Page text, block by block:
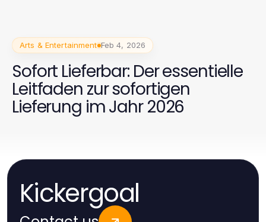
Arts & Entertainment Feb 4, 2026
Sofort Lieferbar: Der essentielle
Leitfaden zur sofortigen
Lieferung im Jahr 2026
Kickergoal